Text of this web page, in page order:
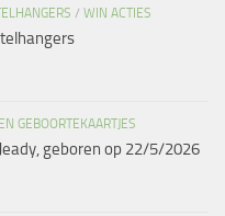
/ WIN ACTIES
GEBOORTEKAARTJES
geboren op 22/5/2026